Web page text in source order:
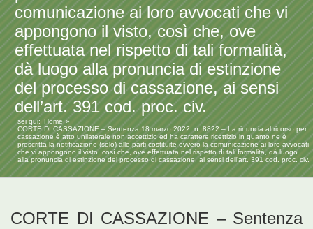
comunicazione ai loro avvocati che vi
appongono il visto, così che, ove
effettuata nel rispetto di tali formalità,
dà luogo alla pronuncia di estinzione
del processo di cassazione, ai sensi
dell’art. 391 cod. proc. civ.
sei qui:
Home
CORTE DI CASSAZIONE – Sentenza 18 marzo 2022, n. 8822 – La rinuncia al ricorso per
cassazione è atto unilaterale non accettizio ed ha carattere ricettizio in quanto ne è
prescritta la notificazione (solo) alle parti costituite ovvero la comunicazione ai loro avvocati
che vi appongono il visto, così che, ove effettuata nel rispetto di tali formalità, dà luogo
alla pronuncia di estinzione del processo di cassazione, ai sensi dell’art. 391 cod. proc. civ.
CORTE DI CASSAZIONE – Sentenza